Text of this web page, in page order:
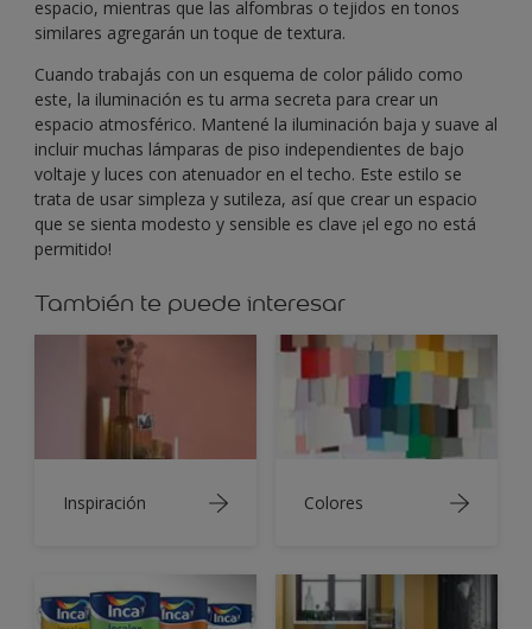
espacio, mientras que las alfombras o tejidos en tonos
similares agregarán un toque de textura.
Cuando trabajás con un esquema de color pálido como
este, la iluminación es tu arma secreta para crear un
espacio atmosférico. Mantené la iluminación baja y suave al
incluir muchas lámparas de piso independientes de bajo
voltaje y luces con atenuador en el techo. Este estilo se
trata de usar simpleza y sutileza, así que crear un espacio
que se sienta modesto y sensible es clave ¡el ego no está
permitido!
También te puede interesar
Inspiración Colores